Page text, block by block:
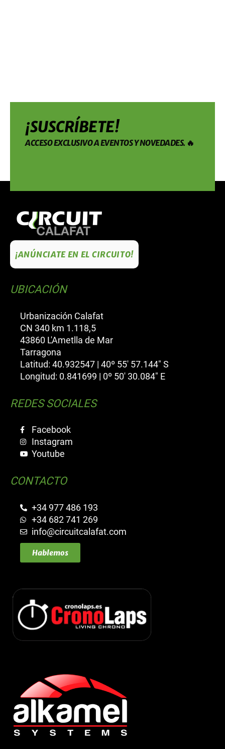
¡SUSCRÍBETE!
ACCESO EXCLUSIVO A EVENTOS Y NOVEDADES. 🔥
¡ANÚNCIATE EN EL CIRCUITO!
UBICACIÓN
Urbanización Calafat
CN 340 km 1.118,5
43860 L'Ametlla de Mar
Tarragona
Latitud: 40.932547 | 40º 55' 57.144" S
Longitud: 0.841699 | 0º 50' 30.084" E
REDES SOCIALES
Facebook
Instagram
Youtube
CONTACTO
+34 977 486 193
+34 682 741 269
info@circuitcalafat.com
Hablemos